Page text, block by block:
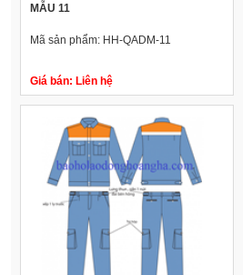
MẪU 11
Mã sản phẩm: HH-QADM-11
Giá bán: Liên hệ